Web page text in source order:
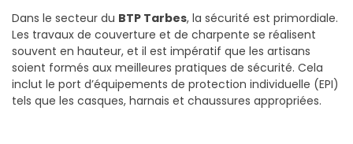
Dans le secteur du BTP Tarbes, la sécurité est primordiale.
Les travaux de couverture et de charpente se réalisent
souvent en hauteur, et il est impératif que les artisans
soient formés aux meilleures pratiques de sécurité. Cela
inclut le port d’équipements de protection individuelle (EPI)
tels que les casques, harnais et chaussures appropriées.